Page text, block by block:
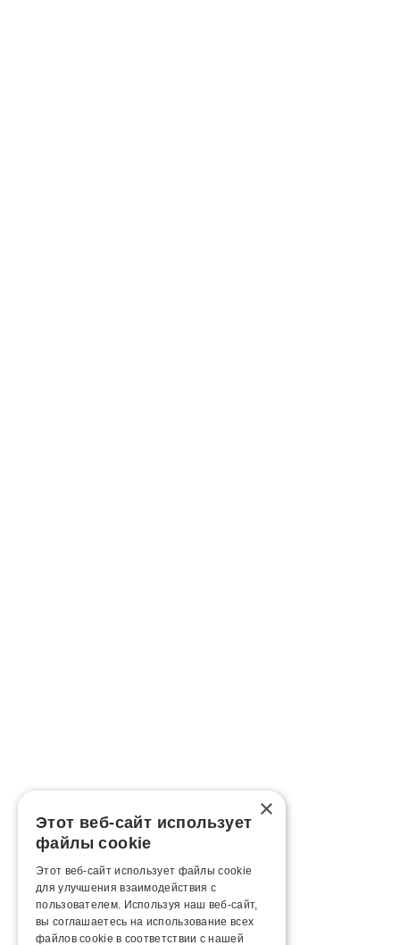
×
Этот веб-сайт использует
файлы cookie
Этот веб-сайт использует файлы cookie
для улучшения взаимодействия с
пользователем. Используя наш веб-сайт,
вы соглашаетесь на использование всех
файлов cookie в соответствии с нашей